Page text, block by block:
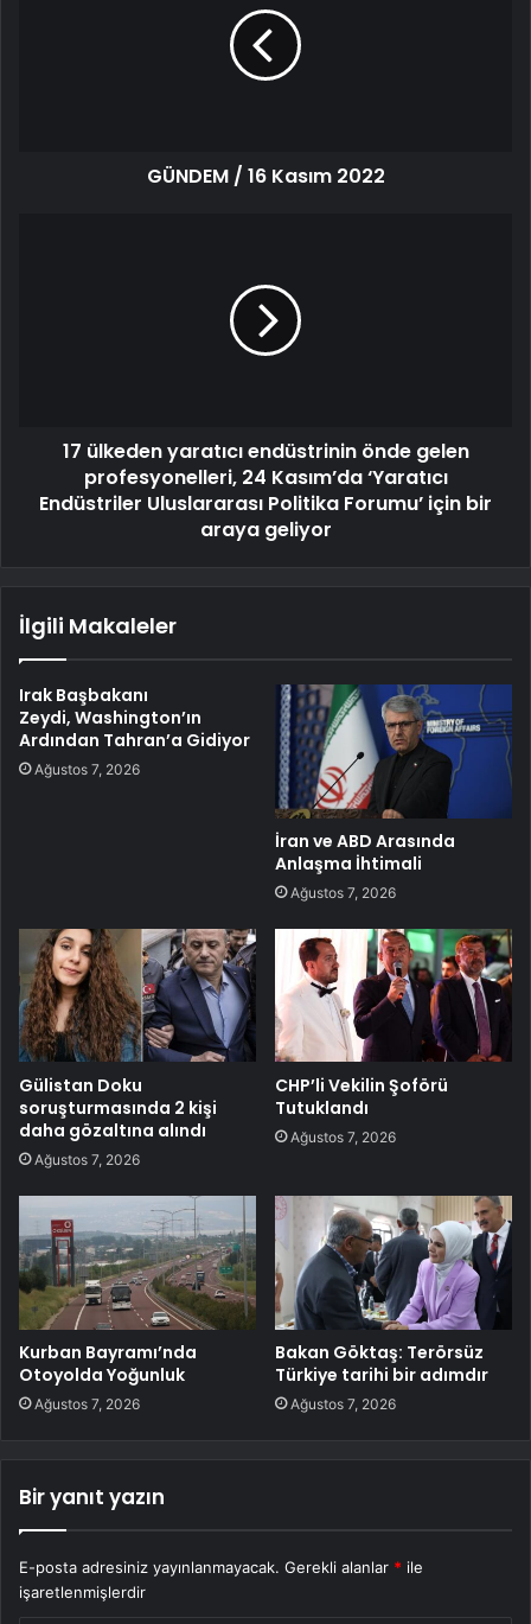
GÜNDEM / 16 Kasım 2022
17 ülkeden yaratıcı endüstrinin önde gelen
profesyonelleri, 24 Kasım’da ‘Yaratıcı
Endüstriler Uluslararası Politika Forumu’ için bir
araya geliyor
İlgili Makaleler
Irak Başbakanı
Zeydi, Washington’ın
Ardından Tahran’a Gidiyor
Ağustos 7, 2026
İran ve ABD Arasında
Anlaşma İhtimali
Ağustos 7, 2026
Gülistan Doku
soruşturmasında 2 kişi
daha gözaltına alındı
Ağustos 7, 2026
CHP’li Vekilin Şoförü
Tutuklandı
Ağustos 7, 2026
Kurban Bayramı’nda
Otoyolda Yoğunluk
Ağustos 7, 2026
Bakan Göktaş: Terörsüz
Türkiye tarihi bir adımdır
Ağustos 7, 2026
Bir yanıt yazın
E-posta adresiniz yayınlanmayacak. Gerekli alanlar * ile
işaretlenmişlerdir